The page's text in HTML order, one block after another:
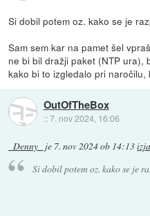
Si dobil potem oz. kako se je
Sam sem kar na pamet šel
ne bi bil dražji paket (NTP ura),
kako bi to izgledalo pri
OutOfTheBox
::7. nov 2024, 16:06
_Denny_ je 7. nov 2024 ob 14:13
Si dobil potem oz. kako se je